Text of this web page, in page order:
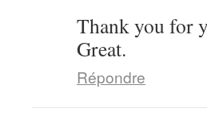
Thank you for
Great.
Répondre